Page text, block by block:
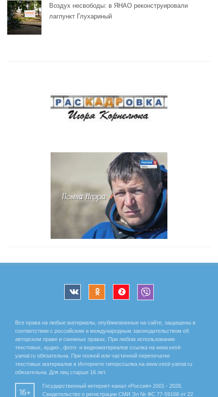
Воздух несвободы: в ЯНАО реконструировали
лагпункт Глухариный
Все права на любые материалы, опубликованные на сайте, защищены в
соответствии с российским и международным законодательством об
авторском праве и смежных правах. При любом использовании
текстовых, аудио-, фото- и видеоматериалов ссылка на www.vesti-
yamal.ru обязательна. При полной или частичной перепечатке
текстовых материалов в Интернете гиперссылка на www.vesti-yamal.ru
обязательна. Для лиц старше 16 лет.
16+
Государственный интернет-канал «Россия» 2001 - 2026.
Свидетельство о регистрации СМИ Эл № ФС 77-59166 от 22